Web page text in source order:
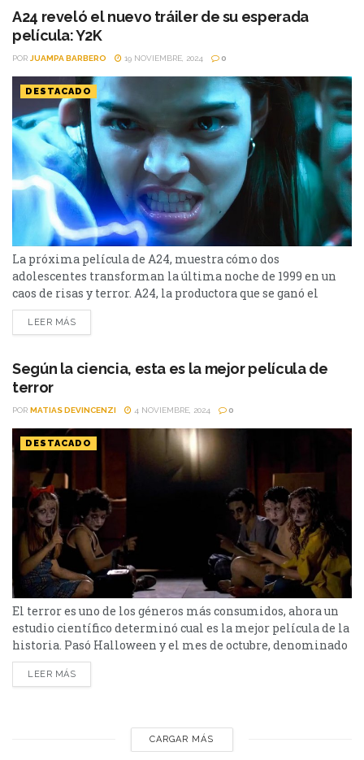
gore...
A24 reveló el nuevo tráiler de su esperada
película: Y2K
POR JUAMPA BARBERO 19 NOVIEMBRE, 2024 0
DESTACADO
La próxima película de A24, muestra cómo dos
adolescentes transforman la última noche de 1999 en un
caos de risas y terror. A24, la productora que se ganó el
corazón de los amantes del cine independiente con joyas
como Hereditary y Midsommar, vuelve a explorar el lado
película, escrita y dirigida...
LEER MÁS
Según la ciencia, esta es la mejor película de
terror
POR MATIAS DEVINCENZI 4 NOVIEMBRE, 2024 0
DESTACADO
El terror es uno de los géneros más consumidos, ahora un
estudio científico determinó cual es la mejor película de la
historia. Pasó Halloween y el mes de octubre, denominado
el mes del terror. Decretar cual es la mejor película del
género, es difícil, ya que cada persona tiene un gusto
LEER MÁS
CARGAR MÁS